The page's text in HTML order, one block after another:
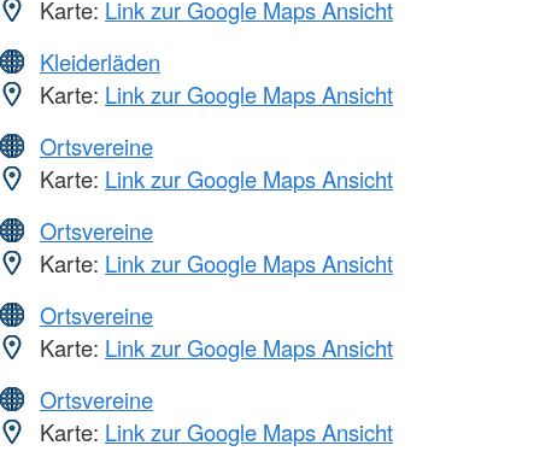
Karte: Link zur Google Maps Ansicht
Kleiderläden
Karte: Link zur Google Maps Ansicht
Ortsvereine
Karte: Link zur Google Maps Ansicht
Ortsvereine
Karte: Link zur Google Maps Ansicht
Ortsvereine
Karte: Link zur Google Maps Ansicht
Ortsvereine
Karte: Link zur Google Maps Ansicht